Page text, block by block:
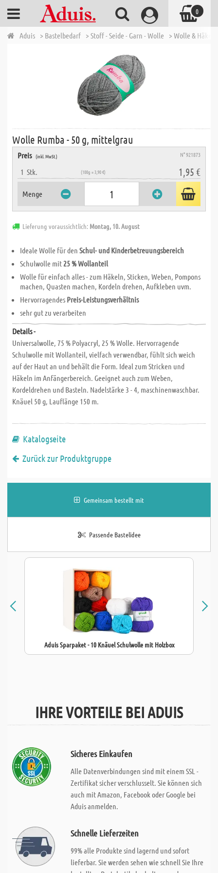
Aduis > Bastelbedarf > Stoff - Seide - Garn - Wolle > Wolle &
Wolle Rumba - 50 g, mittelgrau
Preis (inkl. MwSt.) N° 921873
1 Stk. (100g = 3,90 €) 1,95 €
Menge
Lieferung voraussichtlich: Montag, 10. August
Ideale Wolle für den Schul- und Kinderbetreuungsbereich
Schulwolle mit25 % Wollanteil
Wolle für einfach alles - zum Häkeln, Sticken, Weben, Pompons
machen, Quasten machen, Kordeln drehen, Aufkleben uvm.
Hervorragendes Preis-Leistungsverhältnis
sehr gut zu verarbeiten
Details -
Universalwolle, 75 % Polyacryl, 25 % Wolle. Hervorragende
Schulwolle mit Wollanteil, vielfach verwendbar, fühlt sich weich
auf der Haut an und behält die Form. Ideal zum Stricken und
Häkeln im Anfängerbereich. Geeignet auch zum Weben,
Kordeldrehen und Basteln. Nadelstärke 3 - 4, maschinenwaschbar.
Knäuel 50 g, Lauflänge 150 m.
Katalogseite
Zurück zur Produktgruppe
Gemeinsam bestellt mit
Passende Bastelidee
Aduis Sparpaket - 10 Knäuel Schulwolle mit Holzbox
IHRE VORTEILE BEI ADUIS
Sicheres Einkaufen
Alle Datenverbindungen sind mit einem SSL -
Zertifikat sicher verschlusselt. Sie können sich
auch mit Amazon, Facebook oder Google bei
Aduis anmelden.
Schnelle Lieferzeiten
99% alle Produkte sind lagernd und sofort
lieferbar. Sie werden sehen wie schnell Sie Ihre
0